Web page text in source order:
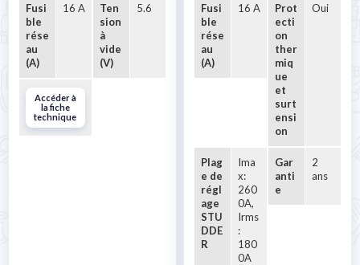
Fusi
ble
rése
au
(A)
16 A
Ten
sion
à
vide
(V)
5.6
Accéder à
la fiche
technique
Fusi
ble
rése
au
(A)
16 A
Prot
ecti
on
ther
miq
ue
et
surt
ensi
on
Oui
Plag
e de
régl
age
STU
DDE
R
Ima
x:
260
0A,
Irms
:
180
0A
Gar
anti
e
2
ans